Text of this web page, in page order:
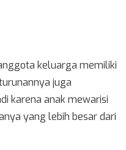
keluarga memiliki
juga
karena anak mewarisi
yang lebih besar dari